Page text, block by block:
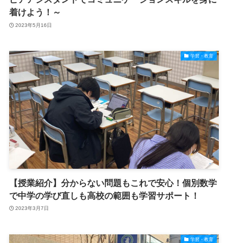
着けよう！～
2023年5月16日
学習・教育
【授業紹介】分からない問題もこれで安心！個別数学
で中学の学び直しも高校の範囲も学習サポート！
2023年3月7日
学習・教育